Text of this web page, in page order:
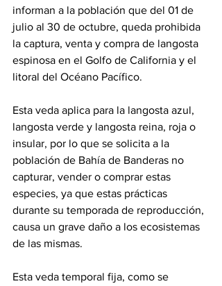
informan a la población que del 01 de
julio al 30 de octubre, queda prohibida
la captura, venta y compra de langosta
espinosa en el Golfo de California y el
litoral del Océano Pacífico.
Esta veda aplica para la langosta azul,
langosta verde y langosta reina, roja o
insular, por lo que se solicita a la
población de Bahía de Banderas no
capturar, vender o comprar estas
especies, ya que estas prácticas
durante su temporada de reproducción,
causa un grave daño a los ecosistemas
de las mismas.
Esta veda temporal fija, como se